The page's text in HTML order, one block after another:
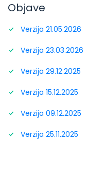
Objave
Verzija 21.05.2026
Verzija 23.03.2026
Verzija 29.12.2025
Verzija 15.12.2025
Verzija 09.12.2025
Verzija 25.11.2025